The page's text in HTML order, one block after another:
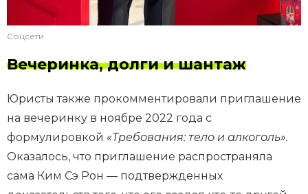
Соцсети
Вечеринка, долги и шантаж
Юристы также прокомментировали приглашение
на вечеринку в ноябре 2022 года с
формулировкой «Требования: тело и алкоголь».
Оказалось, что приглашение распространяла
сама Ким Сэ Рон — подтвержденных